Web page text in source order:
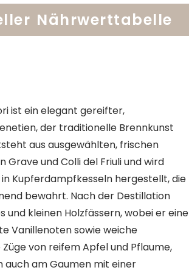
Nährwerttabelle
ist ein elegant gereifter,
der traditionelle Brennkunst
aus ausgewählten, frischen
und Colli del Friuli und wird
Kupferdampfkesseln hergestellt, die
bewahrt. Nach der Destillation
und kleinen Holzfässern, wobei er eine
Vanillenoten sowie weiche
von reifem Apfel und Pflaume,
auch am Gaumen mit einer